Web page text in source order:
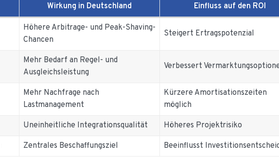
Wirkung in Deutschland Einfluss auf den ROI
Höhere Arbitrage- und Peak-Shaving-
Chancen
Steigert Ertragspotenzial
Mehr Bedarf an Regel- und
Ausgleichsleistung
Verbessert
Mehr Nachfrage nach
Lastmanagement
Kürzere Amortisationszeiten
möglich
Uneinheitliche Integrationsqualität Höheres Projektrisiko
Zentrales Beschaffungsziel Beeinflusst